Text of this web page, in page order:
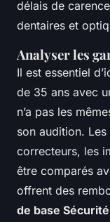
délais de
dentaires et
Analyser les
Il est essentiel
de 35 ans avec
n’a pas les
son audition.
correcteurs, les
être comparés
offrent des
de base